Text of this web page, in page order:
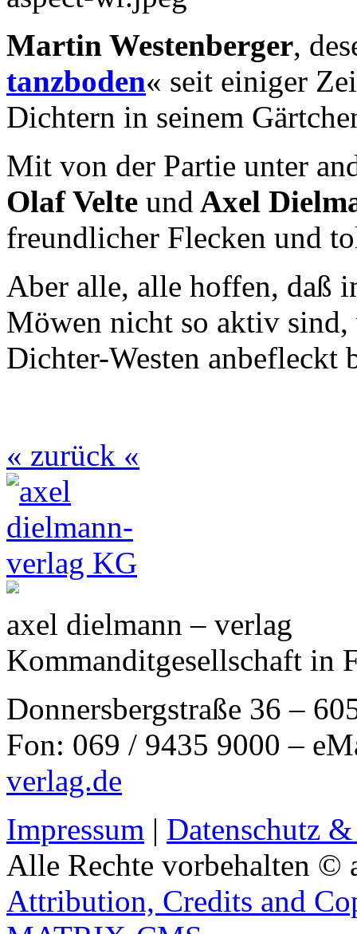
Martin Westenberger,
tanzboden« seit einiger
Dichtern in seinem
Mit von der Partie unter
Olaf Velte und Axel
freundlicher Flecken und
Aber alle, alle hoffen, daß
Möwen nicht so aktiv
Dichter-Westen anbefleckt
« zurück «
axel dielmann – verlag
Kommanditgesellschaft in
Donnersbergstraße 36 –
Fon: 069 / 9435 9000 –
verlag.de
Impressum | Datenschutz
Alle Rechte vorbehalten ©
Attribution, Credits and